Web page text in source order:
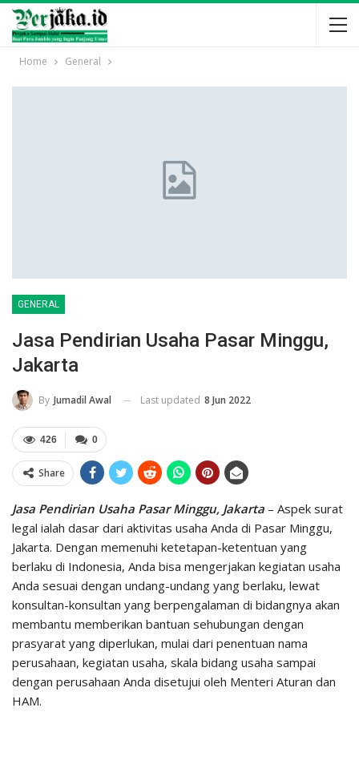
Home General
GENERAL
Jasa Pendirian Usaha Pasar Minggu,
Jakarta
By Jumadil Awal Last updated 8 Jun 2022
0
426
Share
Jasa Pendirian Usaha Pasar Minggu, Jakarta – Aspek surat
legal ialah dasar dari aktivitas usaha Anda di Pasar Minggu,
Jakarta. Dengan memenuhi ketetapan-ketentuan yang
berlaku di Indonesia, Anda bisa mengerjakan kegiatan usaha
Anda sesuai dengan undang-undang yang berlaku, lewat
konsultan-konsultan yang berpengalaman di bidangnya akan
membantu memberikan bantuan sehubungan dengan
prasyarat yang diperlukan, mulai dari penentuan nama
perusahaan, kegiatan usaha, skala bidang usaha sampai
dengan perusahaan Anda disetujui oleh Menteri Aturan dan
HAM.